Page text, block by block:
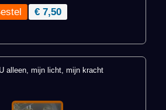
€ 7,50
alleen, mijn licht, mijn kracht